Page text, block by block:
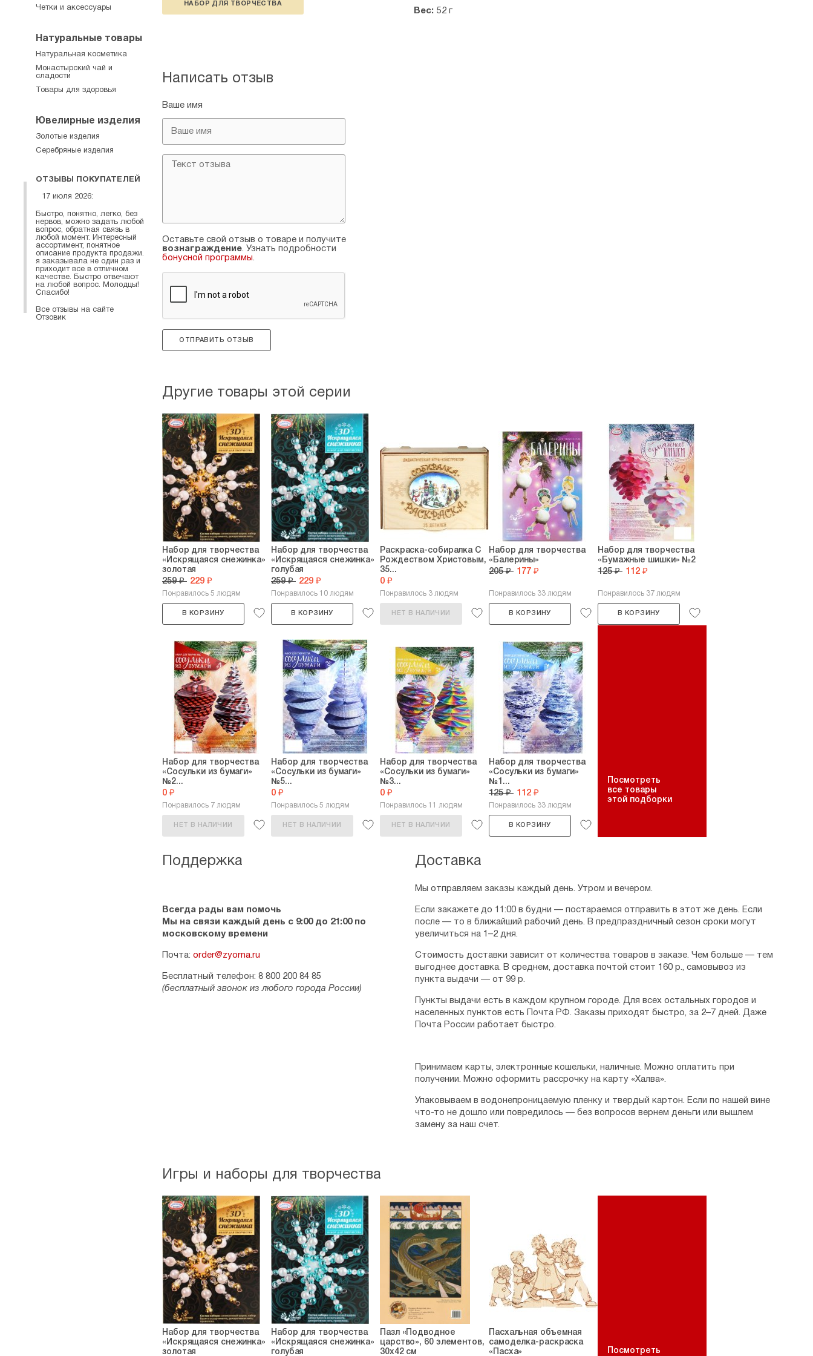
НАБОР ДЛЯ ТВОРЧЕСТВА
Вес: 52 г
Написать отзыв
Ваше имя
Оставьте свой отзыв о товаре и получите
вознаграждение. Узнать подробности
бонусной программы.
ОТПРАВИТЬ ОТЗЫВ
Другие товары этой серии
Набор для творчества
«Искрящаяся снежинка»
золотая
259 ₽ 229 ₽
Понравилось 5 людям
В КОРЗИНУ
Набор для творчества
«Искрящаяся снежинка»
голубая
259 ₽ 229 ₽
Понравилось 10 людям
В КОРЗИНУ
Раскраска-собиралка С
Рождеством Христовым,
35...
0 ₽
Понравилось 3 людям
НЕТ В НАЛИЧИИ
Набор для творчества
«Балерины»
205 ₽ 177 ₽
Понравилось 33 людям
В КОРЗИНУ
Набор для творчества
«Бумажные шишки» №2
125 ₽ 112 ₽
Понравилось 37 людям
В КОРЗИНУ
Набор для творчества
«Сосульки из бумаги»
№2...
0 ₽
Понравилось 7 людям
НЕТ В НАЛИЧИИ
Набор для творчества
«Сосульки из бумаги»
№5...
0 ₽
Понравилось 5 людям
НЕТ В НАЛИЧИИ
Набор для творчества
«Сосульки из бумаги»
№3...
0 ₽
Понравилось 11 людям
НЕТ В НАЛИЧИИ
Набор для творчества
«Сосульки из бумаги»
№1...
125 ₽ 112 ₽
Понравилось 33 людям
В КОРЗИНУ
Посмотреть
все товары
этой подборки
Поддержка
Всегда рады вам помочь
Мы на связи каждый день с 9:00 до 21:00 по
московскому времени
Почта: order@zyorna.ru
Бесплатный телефон: 8 800 200 84 85
(бесплатный звонок из любого города России)
Доставка
Мы отправляем заказы каждый день. Утром и вечером.
Если закажете до 11:00 в будни — постараемся отправить в этот же день. Если
после — то в ближайший рабочий день. В предпраздничный сезон сроки могут
увеличиться на 1–2 дня.
Стоимость доставки зависит от количества товаров в заказе. Чем больше — тем
выгоднее доставка. В среднем, доставка почтой стоит 160 р., самовывоз из
пункта выдачи — от 99 р.
Пункты выдачи есть в каждом крупном городе. Для всех остальных городов и
населенных пунктов есть Почта РФ. Заказы приходят быстро, за 2–7 дней. Даже
Почта России работает быстро.
Принимаем карты, электронные кошельки, наличные. Можно оплатить при
получении. Можно оформить рассрочку на карту «Халва».
Упаковываем в водонепроницаемую пленку и твердый картон. Если по нашей вине
что-то не дошло или повредилось — без вопросов вернем деньги или вышлем
замену за наш счет.
Игры и наборы для творчества
Набор для творчества
«Искрящаяся снежинка»
золотая
Набор для творчества
«Искрящаяся снежинка»
голубая
Пазл «Подводное
царство», 60 элементов,
30х42 см
Пасхальная объемная
самоделка-раскраска
«Пасха»
Посмотреть
Четки и аксессуары
Натуральные товары
Натуральная косметика
Монастырский чай и
сладости
Товары для здоровья
Ювелирные изделия
Золотые изделия
Серебряные изделия
ОТЗЫВЫ ПОКУПАТЕЛЕЙ
17 июля 2026:
Быстро, понятно, легко, без
нервов, можно задать любой
вопрос, обратная связь в
любой момент. Интересный
ассортимент, понятное
описание продукта продажи.
я заказывала не один раз и
приходит все в отличном
качестве. Быстро отвечают
на любой вопрос. Молодцы!
Спасибо!
Все отзывы на сайте
Отзовик